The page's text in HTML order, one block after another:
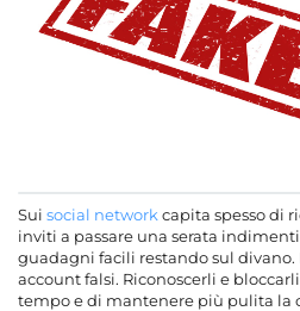
Sui social network capita spesso di
inviti a passare una serata
guadagni facili restando sul divano.
account falsi. Riconoscerli e
tempo e di mantenere più pulita la